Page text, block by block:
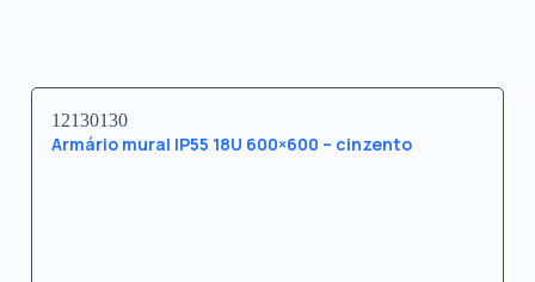
12130130
Armário mural IP55 18U 600×600 – cinzento